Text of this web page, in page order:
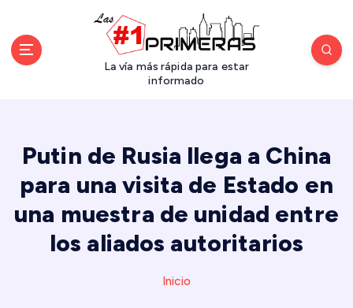
La vía más rápida para estar
informado
Putin de Rusia llega a China
para una visita de Estado en
una muestra de unidad entre
los aliados autoritarios
Inicio